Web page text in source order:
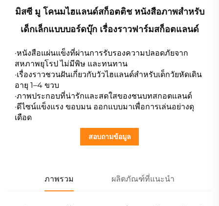
มิสซี มู โคนมไฮแลนด์สก็อตติช หนังสือภาพสำหรับ
เด็กเล็กแบบบอร์ดบุ๊ก เรื่องราวฟาร์มสก็อตแลนด์
·หนังสือแผ่นแข็งที่ผ่านการรับรองความปลอดภัยจาก
สหภาพยุโรป ไม่มีพิษ และทนทาน
·เรื่องราวชวนฝันเกี่ยวกับวัวไฮแลนด์สำหรับเด็กวัยหัดเดิน
อายุ 1–4 ขวบ
·ภาพประกอบที่น่ารักและสดใสของชนบทสกอตแลนด์
·ดีไซน์แข็งแรง ขอบมน ออกแบบมาเพื่อการเล่นอย่างดุ
เดือด
สอบถามข้อมูล
ภาพรวม ผลิตภัณฑ์ที่แนะนำ